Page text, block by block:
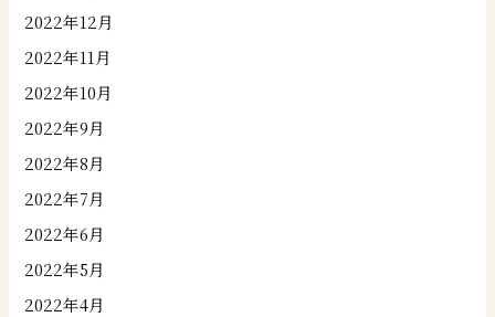
2022年12月
2022年11月
2022年10月
2022年9月
2022年8月
2022年7月
2022年6月
2022年5月
2022年4月